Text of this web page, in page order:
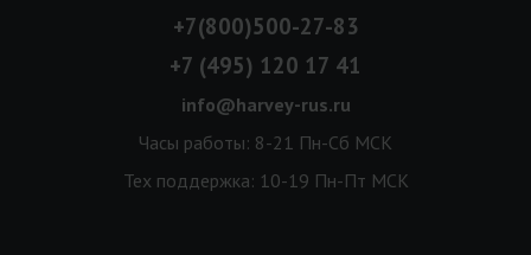
+7(800)500-27-83
+7 (495) 120 17 41
info@harvey-rus.ru
Часы работы: 8-21 Пн-Сб МСК
Тех поддержка: 10-19 Пн-Пт МСК